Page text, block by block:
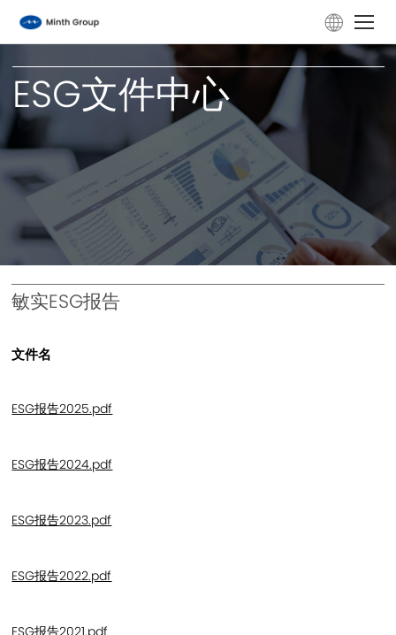
ESG文档中心
公司概况
产品技术
ESG
投资者关系
ESG文件中心
敏实ESG报告
文件名
ESG报告2025.pdf
ESG报告2024.pdf
ESG报告2023.pdf
ESG报告2022.pdf